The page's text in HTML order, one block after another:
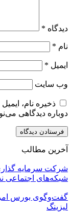
دیدگاه *
نام *
ایمیل *
وب‌ سایت
ذخیره نام،
دوباره دیدگاهی
آخرین مطالب
شرکت سرمایه
شبکه‌های اجتماعی
گفت‌وگوی بورس
لیزینگ